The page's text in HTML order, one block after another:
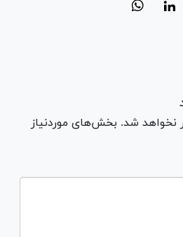
نخواهد شد. بخش‌های موردنیاز